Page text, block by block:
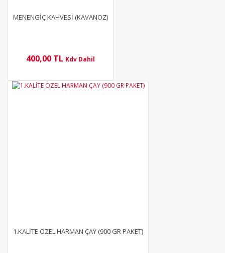
MENENGİÇ KAHVESİ (KAVANOZ)
400,00 TL Kdv Dahil
1.KALİTE ÖZEL HARMAN ÇAY (900 GR PAKET)